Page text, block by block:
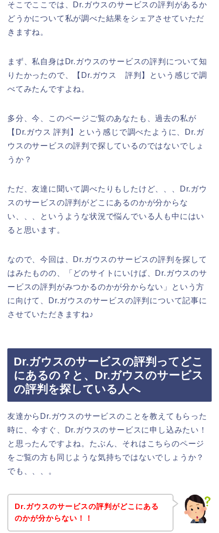
そこでここでは、Dr.ガウスのサービスの評判があるか
どうかについて私が調べた結果をシェアさせていただ
きますね。
まず、私自身はDr.ガウスのサービスの評判について知
りたかったので、【Dr.ガウス 評判】という感じで調
べてみたんですよね。
多分、今、このページご覧のあなたも、過去の私が
【Dr.ガウス 評判】という感じで調べたように、Dr.ガ
ウスのサービスの評判で探しているのではないでしょ
うか？
ただ、友達に聞いて調べたりもしたけど、、、Dr.ガウ
スのサービスの評判がどこにあるのかが分からな
い、、、というような状況で悩んでいる人も中にはい
ると思います。
なので、今回は、Dr.ガウスのサービスの評判を探して
はみたものの、「どのサイトにいけば、Dr.ガウスのサ
ービスの評判がみつかるのかが分からない」という方
に向けて、Dr.ガウスのサービスの評判について記事に
させていただきますね♪
Dr.ガウスのサービスの評判ってどこ
にあるの？と、Dr.ガウスのサービス
の評判を探している人へ
友達からDr.ガウスのサービスのことを教えてもらった
時に、今すぐ、Dr.ガウスのサービスに申し込みたい！
と思ったんですよね。たぶん、それはこちらのページ
をご覧の方も同じような気持ちではないでしょうか？
でも、、、。
Dr.ガウスのサービスの評判がどこにある
のかが分からない！！